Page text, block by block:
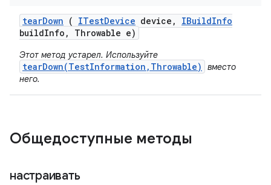
tearDown ( ITestDevice device , IBuildInfo
buildInfo , Throwable e)
Этот метод устарел. Используйте
tearDown(TestInformation,Throwable)
вместо
него.
Общедоступные методы
настраивать